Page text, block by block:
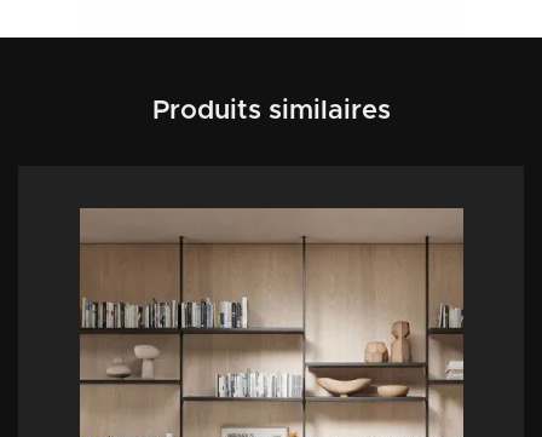
Produits similaires